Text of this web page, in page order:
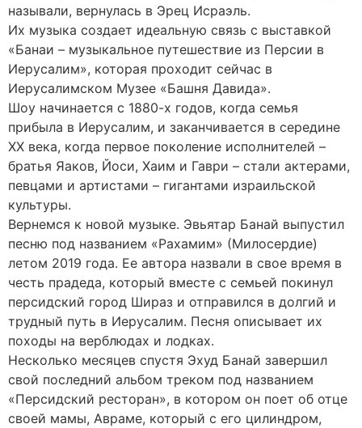
называли, вернулась в Эрец Исраэль.
Их музыка создает идеальную связь с выставкой
«Банаи – музыкальное путешествие из Персии в
Иерусалим», которая проходит сейчас в
Иерусалимском Музее «Башня Давида».
Шоу начинается с 1880-х годов, когда семья
прибыла в Иерусалим, и заканчивается в середине
XX века, когда первое поколение исполнителей –
братья Яаков, Йоси, Хаим и Гаври – стали актерами,
певцами и артистами – гигантами израильской
культуры.
Вернемся к новой музыке. Эвьятар Банай выпустил
песню под названием «Рахамим» (Милосердие)
летом 2019 года. Ее автора назвали в свое время в
честь прадеда, который вместе с семьей покинул
персидский город Шираз и отправился в долгий и
трудный путь в Иерусалим. Песня описывает их
походы на верблюдах и лодках.
Несколько месяцев спустя Эхуд Банай завершил
свой последний альбом треком под названием
«Персидский ресторан», в котором он поет об отце
своей мамы, Авраме, который с его цилиндром,